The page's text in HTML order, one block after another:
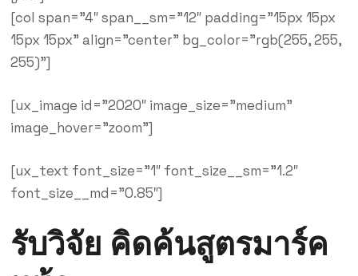
[col span=”4″ span__sm=”12″ padding=”15px 15px
15px 15px” align=”center” bg_color=”rgb(255, 255,
255)”]
[ux_image id=”2020″ image_size=”medium”
image_hover=”zoom”]
[ux_text font_size=”1″ font_size__sm=”1.2″
font_size__md=”0.85″]
รับวิจัย คิดค้นสูตรมาร์ค